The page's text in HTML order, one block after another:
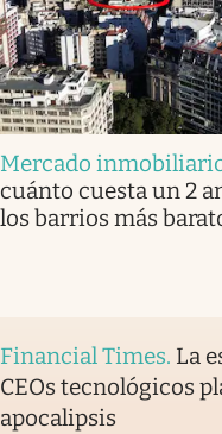
Mercado
cuánto cuesta un 2
los barrios más
Financial Times. La
CEOs tecnológicos
apocalipsis